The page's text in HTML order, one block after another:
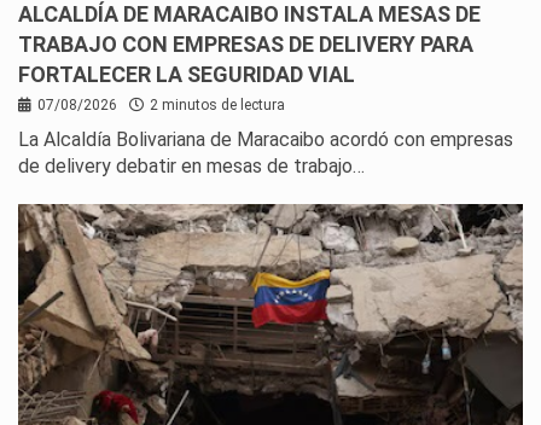
ALCALDÍA DE MARACAIBO INSTALA MESAS DE
TRABAJO CON EMPRESAS DE DELIVERY PARA
FORTALECER LA SEGURIDAD VIAL
07/08/2026 2 minutos de lectura
La Alcaldía Bolivariana de Maracaibo acordó con empresas
de delivery debatir en mesas de trabajo…